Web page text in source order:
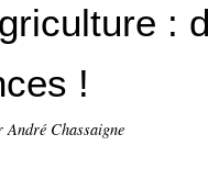
:
!
André Chassaigne